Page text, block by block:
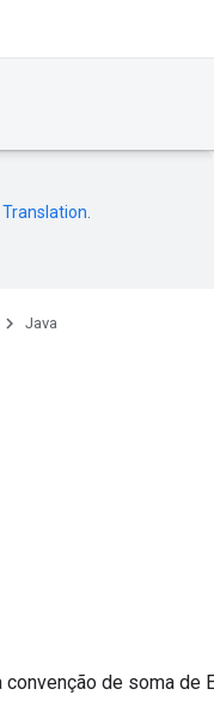
Translation
Java
de soma de